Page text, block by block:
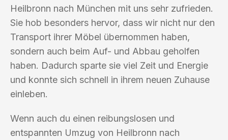
Heilbronn nach München mit uns sehr zufrieden.
Sie hob besonders hervor, dass wir nicht nur den
Transport ihrer Möbel übernommen haben,
sondern auch beim Auf- und Abbau geholfen
haben. Dadurch sparte sie viel Zeit und Energie
und konnte sich schnell in ihrem neuen Zuhause
einleben.
Wenn auch du einen reibungslosen und
entspannten Umzug von Heilbronn nach